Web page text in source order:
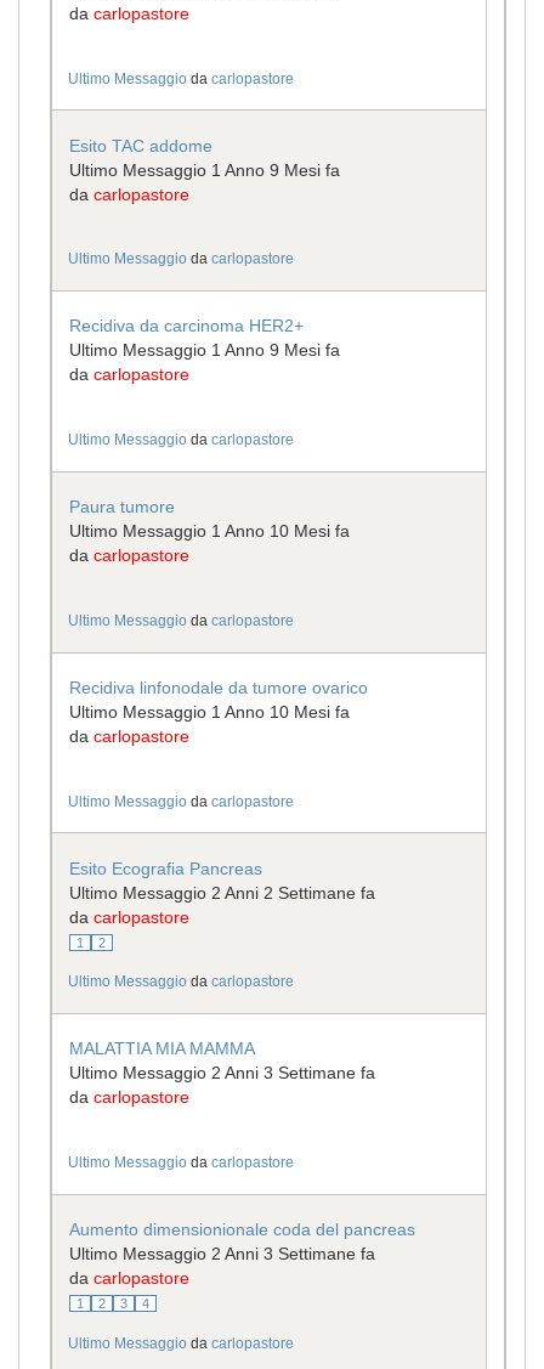
dacarlopastore
Ultimo Messaggioda carlopastore
Esito TAC addome
Ultimo Messaggio 1 Anno 9 Mesi fa
dacarlopastore
Ultimo Messaggioda carlopastore
Recidiva da carcinoma HER2+
Ultimo Messaggio 1 Anno 9 Mesi fa
dacarlopastore
Ultimo Messaggioda carlopastore
Paura tumore
Ultimo Messaggio 1 Anno 10 Mesi fa
dacarlopastore
Ultimo Messaggioda carlopastore
Recidiva linfonodale da tumore ovarico
Ultimo Messaggio 1 Anno 10 Mesi fa
dacarlopastore
Ultimo Messaggioda carlopastore
Esito Ecografia Pancreas
Ultimo Messaggio 2 Anni 2 Settimane fa
dacarlopastore
1 2
Ultimo Messaggioda carlopastore
MALATTIA MIA MAMMA
Ultimo Messaggio 2 Anni 3 Settimane fa
dacarlopastore
Ultimo Messaggioda carlopastore
Aumento dimensionionale coda del pancreas
Ultimo Messaggio 2 Anni 3 Settimane fa
dacarlopastore
1 2 3 4
Ultimo Messaggioda carlopastore